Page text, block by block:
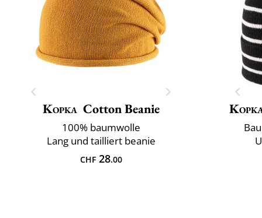
Kopka Cotton Beanie
100% baumwolle
Lang und tailliert beanie
CHF28.00